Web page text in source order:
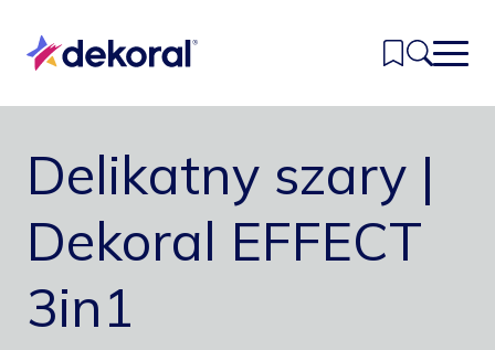
głównej
treści
Inspiracje
Kolory
Produkty
Znajdź sklep
Delikatny szary |
Dekoral EFFECT
3in1